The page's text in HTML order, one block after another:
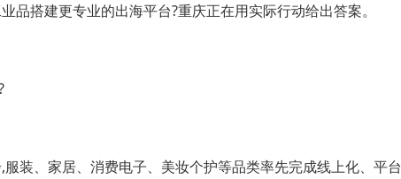
搭建更专业的出海平台?重庆正在用实际行动给出答案。
、家居、消费电子、美妆个护等品类率先完成线上化、平台